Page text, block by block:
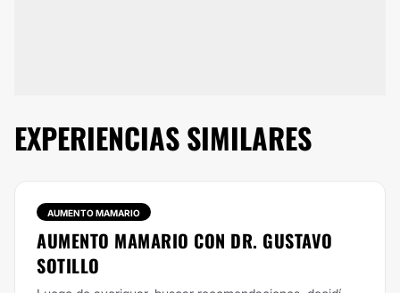
EXPERIENCIAS SIMILARES
AUMENTO MAMARIO
AUMENTO MAMARIO CON DR. GUSTAVO
SOTILLO